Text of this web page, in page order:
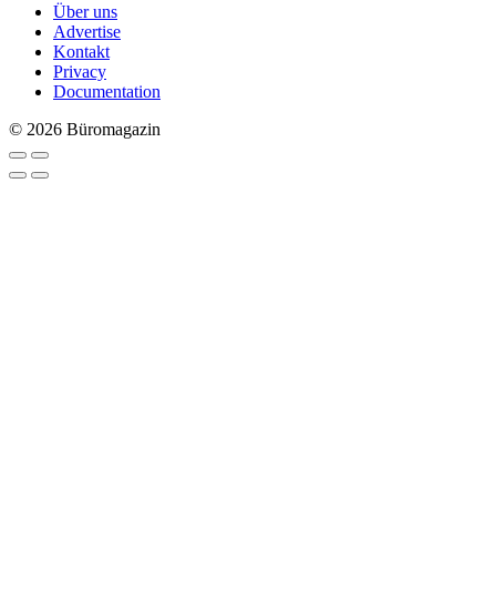
Über uns
Advertise
Kontakt
Privacy
Documentation
© 2026 Büromagazin